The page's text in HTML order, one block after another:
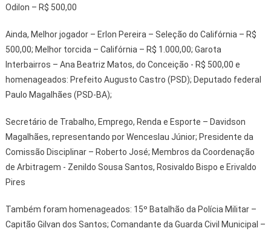
Odilon – R$ 500,00
Ainda, Melhor jogador – Erlon Pereira – Seleção do Califórnia – R$
500,00; Melhor torcida – Califórnia – R$ 1.000,00; Garota
Interbairros – Ana Beatriz Matos, do Conceição - R$ 500,00 e
homenageados: Prefeito Augusto Castro (PSD); Deputado federal
Paulo Magalhães (PSD-BA);
Secretário de Trabalho, Emprego, Renda e Esporte – Davidson
Magalhães, representando por Wenceslau Júnior; Presidente da
Comissão Disciplinar – Roberto José; Membros da Coordenação
de Arbitragem - Zenildo Sousa Santos, Rosivaldo Bispo e Erivaldo
Pires
Também foram homenageados: 15º Batalhão da Polícia Militar –
Capitão Gilvan dos Santos; Comandante da Guarda Civil Municipal –